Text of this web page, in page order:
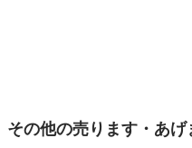
その他の売ります・あ